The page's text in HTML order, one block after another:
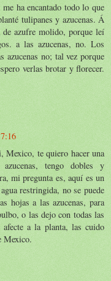
ha encantado todo lo que
tulipanes y azucenas. Á
azufre molido, porque leí
a las azucenas, no. Los
azucenas no; tal vez porque
verlas brotar y florecer.
Mexico, te quiero hacer una
tengo dobles y
mi pregunta es, aquí es un
restringida, no se puede
hojas a las azucenas, para
o las dejo con todas las
a la planta, las cuido
Mexico.